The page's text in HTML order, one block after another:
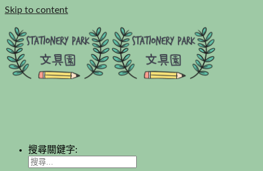
Skip to content
搜尋關鍵字: